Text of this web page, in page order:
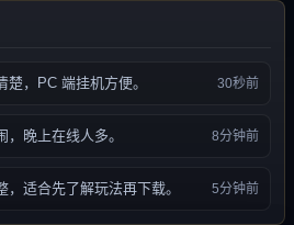
，PC 端挂机方便。 30秒前
晚上在线人多。 8分钟前
适合先了解玩法再下载。 5分钟前